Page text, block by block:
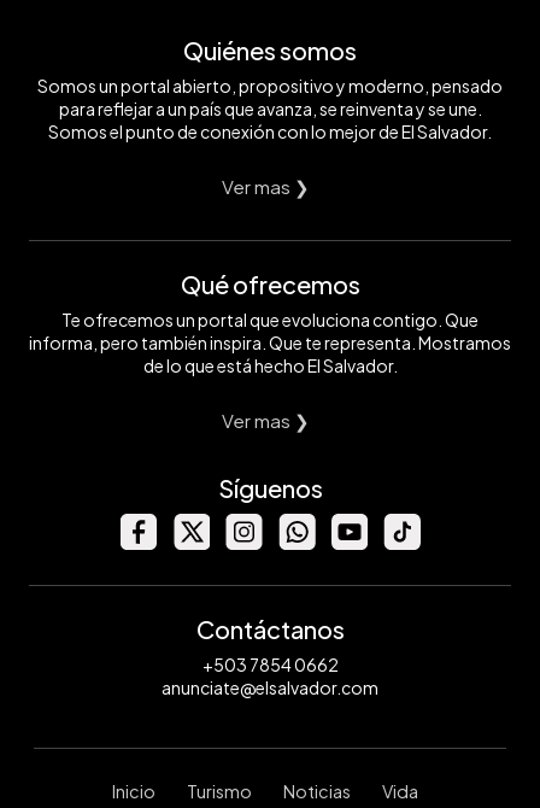
Quiénes somos
Somos un portal abierto, propositivo y moderno, pensado
para reflejar a un país que avanza, se reinventa y se une.
Somos el punto de conexión con lo mejor de El Salvador.
Ver mas ❯
Qué ofrecemos
Te ofrecemos un portal que evoluciona contigo. Que
informa, pero también inspira. Que te representa. Mostramos
de lo que está hecho El Salvador.
Ver mas ❯
Síguenos
Contáctanos
+503 7854 0662
anunciate@elsalvador.com
Inicio Turismo Noticias Vida